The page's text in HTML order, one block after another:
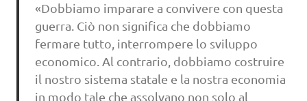
«Dobbiamo imparare a convivere con questa
guerra. Ciò non significa che dobbiamo
fermare tutto, interrompere lo sviluppo
economico. Al contrario, dobbiamo costruire
il nostro sistema statale e la nostra economia
in modo tale che assolvano non solo al